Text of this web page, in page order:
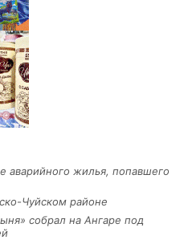
аварийного жилья, попавшего
Чуйском районе
собрал на Ангаре под